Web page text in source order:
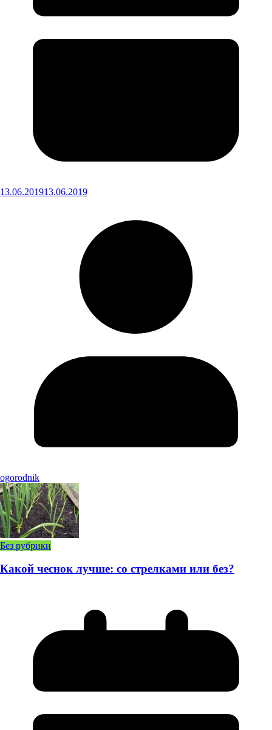
13.06.201913.06.2019
ogorodnik
Без рубрики
Какой чеснок лучше: со стрелками или без?